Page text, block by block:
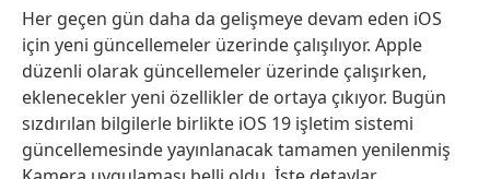
Her geçen gün daha da gelişmeye devam eden iOS
için yeni güncellemeler üzerinde çalışılıyor. Apple
düzenli olarak güncellemeler üzerinde çalışırken,
eklenecekler yeni özellikler de ortaya çıkıyor. Bugün
sızdırılan bilgilerle birlikte iOS 19 işletim sistemi
güncellemesinde yayınlanacak tamamen yenilenmiş